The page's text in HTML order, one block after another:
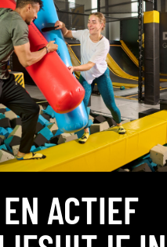
ACTIEF